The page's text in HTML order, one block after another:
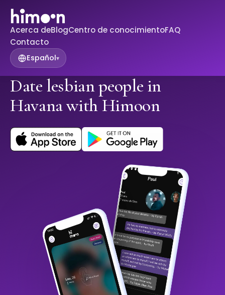
Acerca deBlogCentro de conocimientoFAQ
Contacto
Español▾
Date lesbian people in
Havana with Himoon